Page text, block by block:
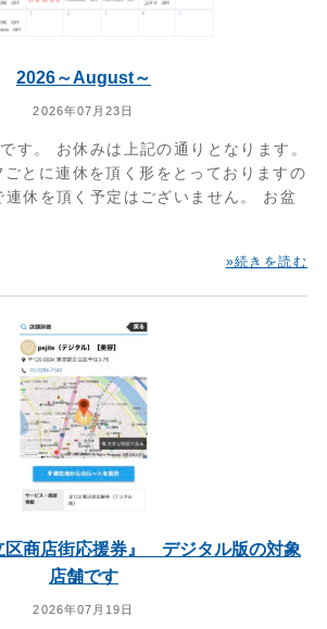
2026～August～
2026年07月23日
。 お休みは上記の通りとなります。
とに連休を頂く形をとっておりますの
休を頂く予定はございません。 お盆
»続きを読む
区商店街応援券』 デジタル版の対象
店舗です
2026年07月19日